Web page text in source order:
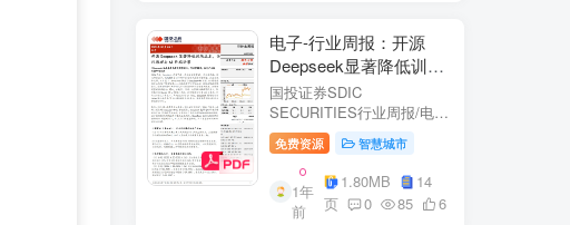
电子-行业周报：开源
Deepseek显著降低训练
成本，关注推理与AI终端
进展
国投证券SDIC
SECURITIES行业周报/电于
目内容目录1.本周新闻一
览.42.行业数据跟踪.…62.1.
半导体：半导体行业：两大
收购事件来袭...62.2.SiC:8家
碳化硅相关企业完成融
免费资源 智慧城市
1年
前
1.80MB
14
页
0 85 6